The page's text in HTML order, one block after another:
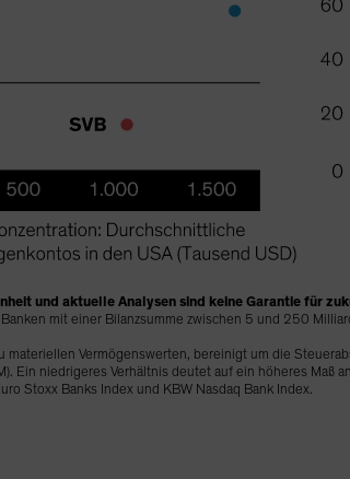
und aktuelle Analysen sind keine Garantie für
mit einer Bilanzsumme zwischen 5 und 250
materiellen Vermögenswerten, bereinigt um die
Ein niedrigeres Verhältnis deutet auf ein höheres Maß
Stoxx Banks Index und KBW Nasdaq Bank Index.